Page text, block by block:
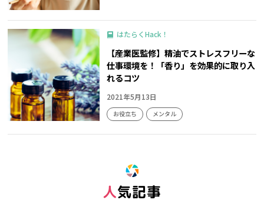
はたらくHack！
【産業医監修】精油でストレスフリーな
仕事環境を！「香り」を効果的に取り入
れるコツ
2021年5月13日
お役立ち メンタル
人気記事